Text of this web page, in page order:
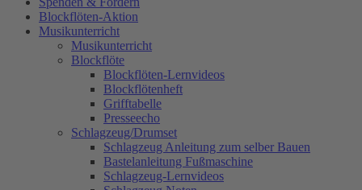
Blockflöten-Aktion
Musikunterricht
Musikunterricht
Blockflöte
Blockflöten-Lernvideos
Blockflötenheft
Grifftabelle
Presseecho
Schlagzeug/Drumset
Schlagzeug Anleitung zum selber Bauen
Bastelanleitung Fußmaschine
Schlagzeug-Lernvideos